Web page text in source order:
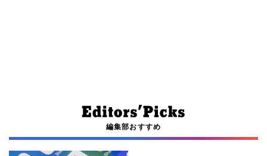
編集部おすすめ